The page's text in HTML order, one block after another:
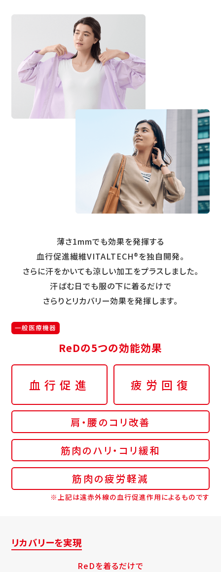
薄さ1mmでも効果を発揮する
血行促進繊維VITALTECH®を独自開発。
さらに汗をかいても涼しい加工をプラスしました。
汗ばむ日でも服の下に着るだけで
さらりとリカバリー効果を発揮します。
一般医療機器
ReDの5つの効能効果
血行促進 疲労回復
肩・腰のコリ改善
筋肉のハリ・コリ緩和
筋肉の疲労軽減
※上記は遠赤外線の血行促進作用によるものです
リカバリーを実現
ReDを着るだけで